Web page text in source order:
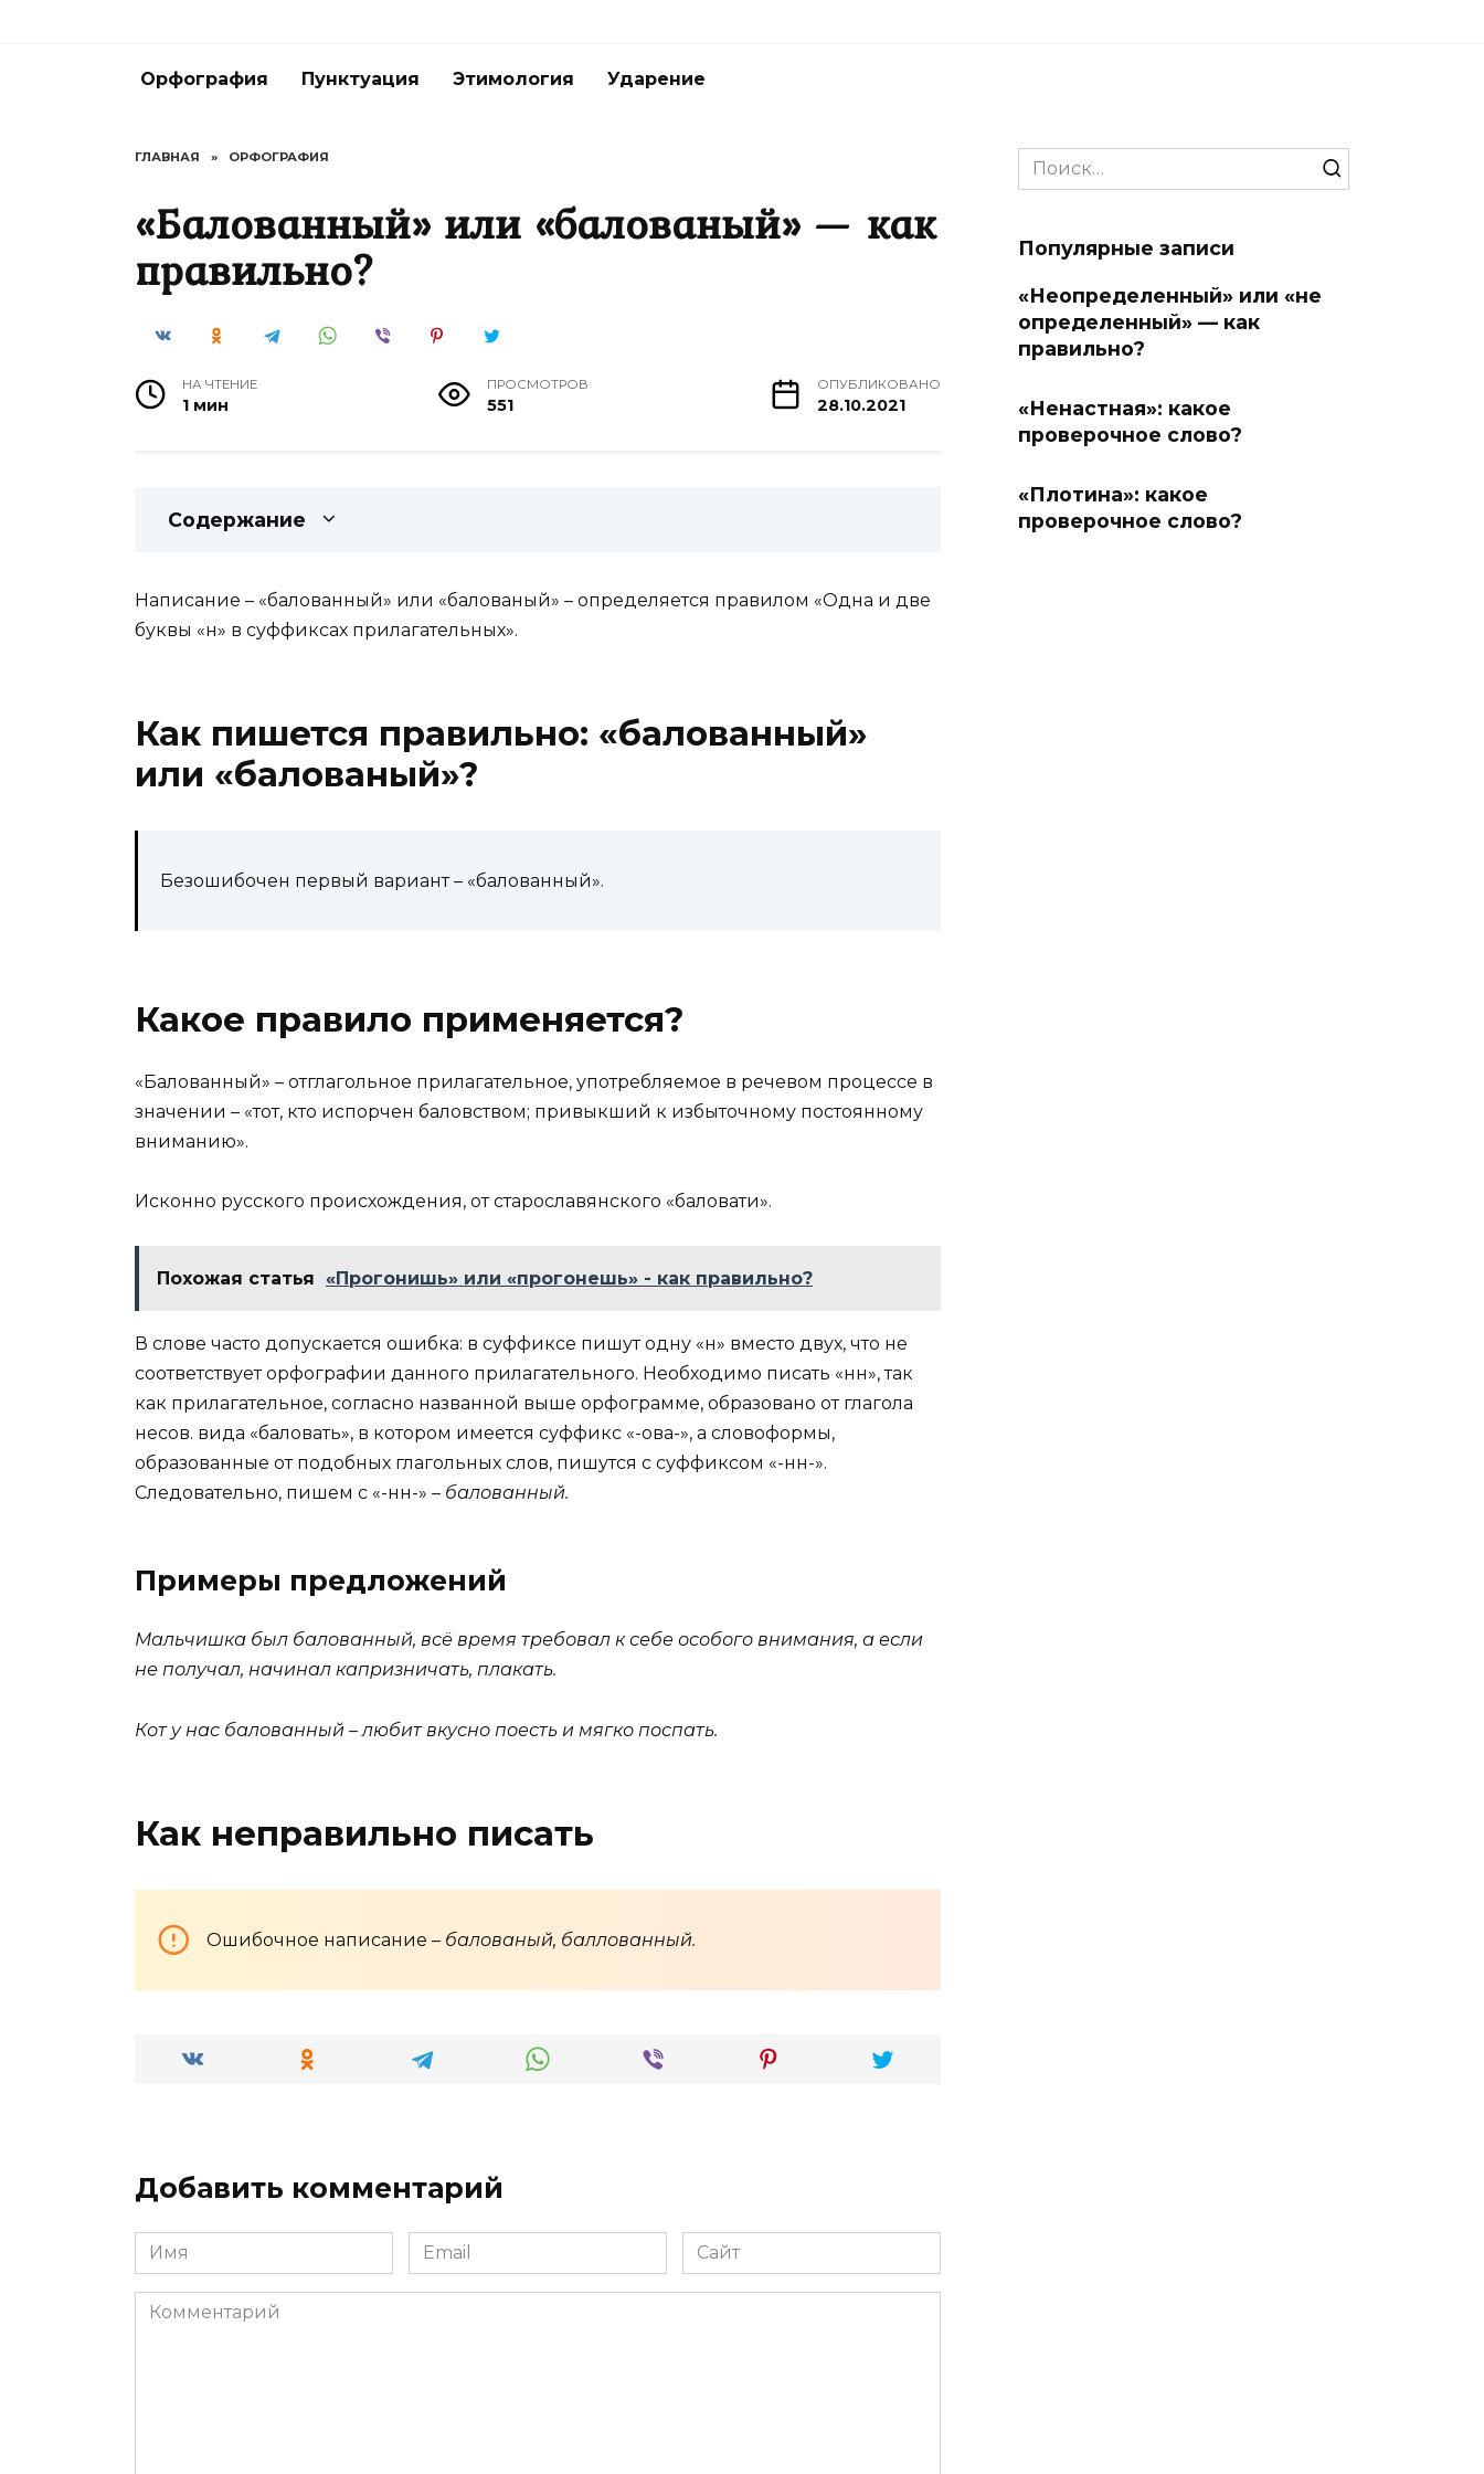
Орфография Пунктуация Этимология Ударение
ГЛАВНАЯ » ОРФОГРАФИЯ
«Балованный» или «балованый» — как
правильно?
НА ЧТЕНИЕ
1 мин
ПРОСМОТРОВ
551
ОПУБЛИКОВАНО
28.10.2021
Содержание
Написание – «балованный» или «балованый» – определяется правилом «Одна и две
буквы «н» в суффиксах прилагательных».
Как пишется правильно: «балованный»
или «балованый»?
Безошибочен первый вариант – «балованный».
Какое правило применяется?
«Балованный» – отглагольное прилагательное, употребляемое в речевом процессе в
значении – «тот, кто испорчен баловством; привыкший к избыточному постоянному
вниманию».
Исконно русского происхождения, от старославянского «баловати».
Похожая статья «Прогонишь» или «прогонешь» - как правильно?
В слове часто допускается ошибка: в суффиксе пишут одну «н» вместо двух, что не
соответствует орфографии данного прилагательного. Необходимо писать «нн», так
как прилагательное, согласно названной выше орфограмме, образовано от глагола
несов. вида «баловать», в котором имеется суффикс «-ова-», а словоформы,
образованные от подобных глагольных слов, пишутся с суффиксом «-нн-».
Следовательно, пишем с «-нн-» – балованный.
Примеры предложений
Мальчишка был балованный, всё время требовал к себе особого внимания, а если
не получал, начинал капризничать, плакать.
Кот у нас балованный – любит вкусно поесть и мягко поспать.
Как неправильно писать
Ошибочное написание – балованый, баллованный.
Добавить комментарий
Имя
*
Email
*
Сайт
Комментарий
Search
for:
Популярные записи
«Неопределенный» или «не
определенный» — как
правильно?
«Ненастная»: какое
проверочное слово?
«Плотина»: какое
проверочное слово?